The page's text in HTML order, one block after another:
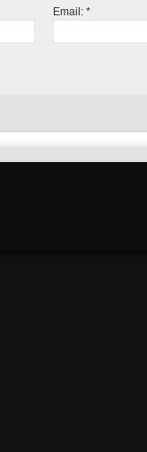
Email:*